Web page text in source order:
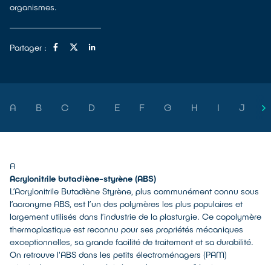
organismes.
Partager :
A B C D E F G H I J L
A
Acrylonitrile butadiène-styrène (ABS)
L’Acrylonitrile Butadiène Styrène, plus communément connu sous
l’acronyme ABS, est l’un des polymères les plus populaires et
largement utilisés dans l’industrie de la plasturgie. Ce copolymère
thermoplastique est reconnu pour ses propriétés mécaniques
exceptionnelles, sa grande facilité de traitement et sa durabilité.
On retrouve l'ABS dans les petits électroménagers (PAM)